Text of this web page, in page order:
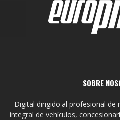
SOBRE
Digital dirigido al profesional
integral de vehículos,